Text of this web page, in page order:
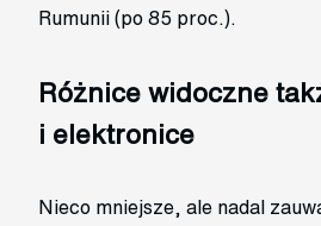
Rumunii (po 85 proc.).
Różnice widoczne
i elektronice
Nieco mniejsze, ale nadal